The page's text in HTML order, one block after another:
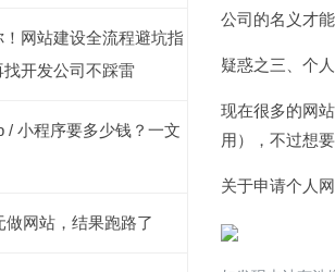
网站建设全流程避坑指
开发公司不踩雷
/ 小程序要多少钱？一文
做网站，结果跑路了
公司的名义才
疑惑之三、个
现在很多的网
用），不过想
关于申请个人